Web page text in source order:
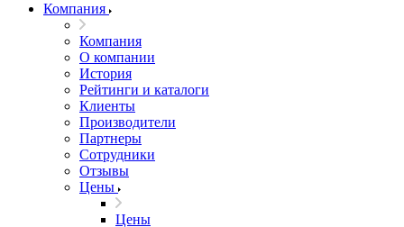
Компания
Компания
О компании
История
Рейтинги и каталоги
Клиенты
Производители
Партнеры
Сотрудники
Отзывы
Цены
Цены